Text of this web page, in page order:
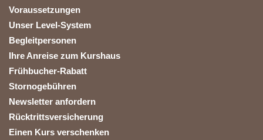
Voraussetzungen
Unser Level-System
Begleitpersonen
Ihre Anreise zum Kurshaus
Frühbucher-Rabatt
Stornogebühren
Newsletter anfordern
Rücktrittsversicherung
Einen Kurs verschenken